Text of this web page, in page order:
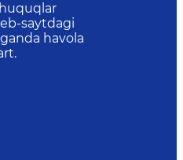
saytdagi
havola